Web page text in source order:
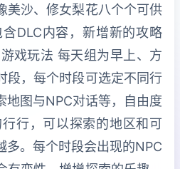
美沙、修女梨花八个个可供
DLC内容，新增新的攻略
戏玩法 每天组为早上、方
段，每个时段可选定不同行
地图与NPC对话等，自由度
行，可以探索的地区和可
多。每个时段会出现的NPC